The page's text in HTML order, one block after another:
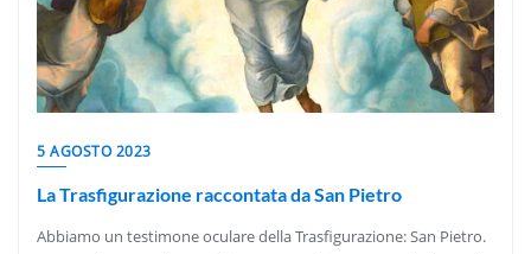
5 AGOSTO 2023
La Trasfigurazione raccontata da San Pietro
Abbiamo un testimone oculare della Trasfigurazione: San Pietro.